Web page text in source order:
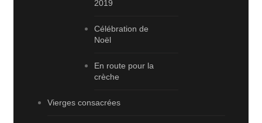
2019
Célébration de
Noël
En route pour la
crèche
Vierges consacrées